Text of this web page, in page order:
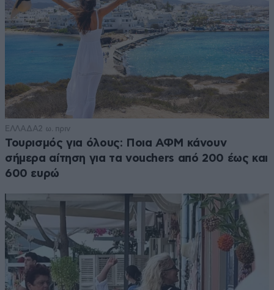
ΕΛΛΑΔΑ2 ω. πριν
Τουρισμός για όλους: Ποια ΑΦΜ κάνουν
σήμερα αίτηση για τα vouchers από 200 έως και
600 ευρώ